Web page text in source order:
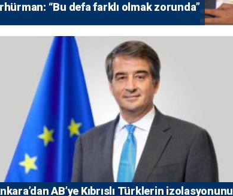
“Bu defa farklı olmak zorunda”
AB’ye Kıbrıslı Türklerin izolasyonunu